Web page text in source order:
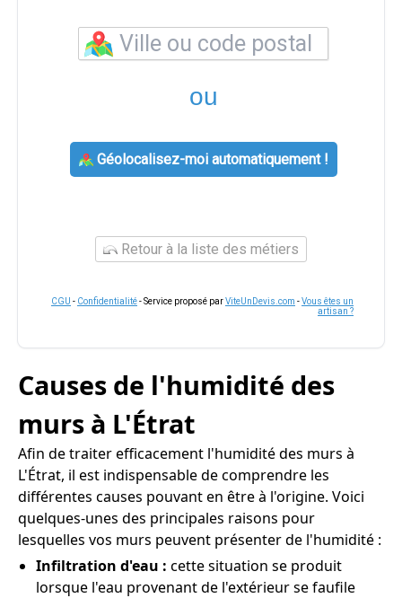
ou
Géolocalisez-moi automatiquement !
Retour à la liste des métiers
CGU - Confidentialité- Service proposé parViteUnDevis.com -Vous êtes un
artisan ?
Causes de l'humidité des
murs à L'Étrat
Afin de traiter efficacement l'humidité des murs à
L'Étrat, il est indispensable de comprendre les
différentes causes pouvant en être à l'origine. Voici
quelques-unes des principales raisons pour
lesquelles vos murs peuvent présenter de l'humidité :
Infiltration d'eau : cette situation se produit
lorsque l'eau provenant de l'extérieur se faufile